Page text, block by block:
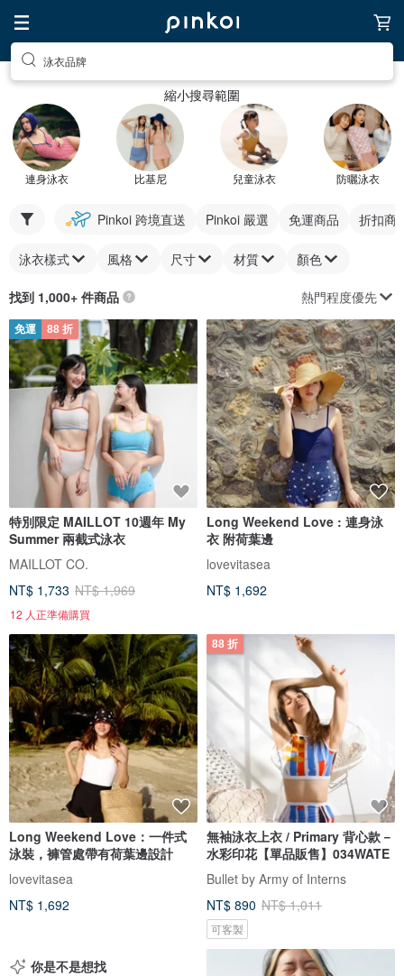
泳衣品牌
縮小搜尋範圍
連身泳衣 比基尼 兒童泳衣 防曬泳衣
Pinkoi 跨境直送 Pinkoi 嚴選 免運商品 折扣商
泳衣樣式 風格 尺寸 材質 顏色
找到 1,000+ 件商品 熱門程度優先
免運 88 折
特別限定 MAILLOT 10週年 My
Summer 兩截式泳衣
MAILLOT CO.
NT$ 1,733 NT$ 1,969
12 人正準備購買
Long Weekend Love : 連身泳
衣 附荷葉邊
lovevitasea
NT$ 1,692
Long Weekend Love：一件式
泳裝，褲管處帶有荷葉邊設計
lovevitasea
NT$ 1,692
88 折
無袖泳衣上衣 / Primary 背心款－
水彩印花【單品販售】034WATE
Bullet by Army of Interns
NT$ 890 NT$ 1,011
可客製
你是不是想找